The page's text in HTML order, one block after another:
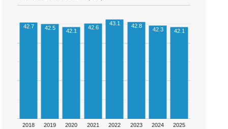
2018 2019 2020 2021 2022 2023 2024 2025
42.7 42.5 42.1
42.6
43.1 42.8
42.3 42.1